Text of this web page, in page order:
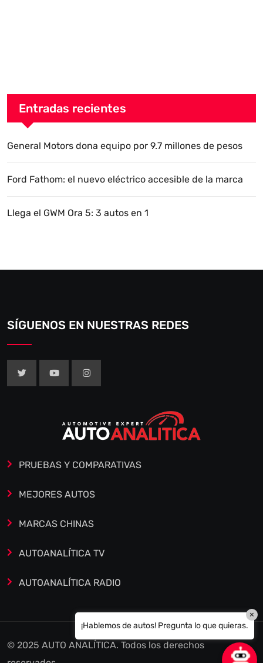
Entradas recientes
General Motors dona equipo por 9.7 millones de pesos
Ford Fathom: el nuevo eléctrico accesible de la marca
Llega el GWM Ora 5: 3 autos en 1
SÍGUENOS EN NUESTRAS REDES
PRUEBAS Y COMPARATIVAS
MEJORES AUTOS
MARCAS CHINAS
AUTOANALÍTICA TV
AUTOANALÍTICA RADIO
© 2025 AUTO ANALÍTICA. Todos los derechos
¡Hablemos de autos! Pregunta lo que quieras.
×